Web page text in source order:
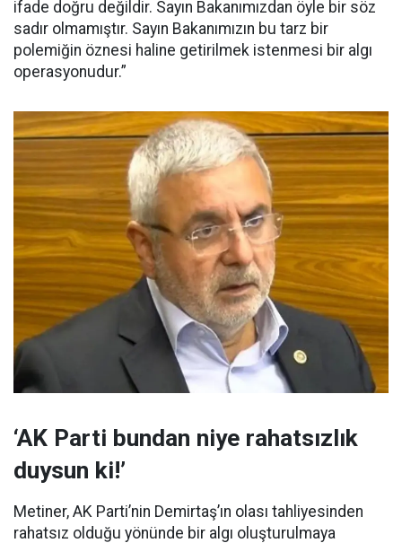
ifade doğru değildir. Sayın Bakanımızdan öyle bir söz
sadır olmamıştır. Sayın Bakanımızın bu tarz bir
polemiğin öznesi haline getirilmek istenmesi bir algı
operasyonudur.”
‘AK Parti bundan niye rahatsızlık
duysun ki!’
Metiner, AK Parti’nin Demirtaş’ın olası tahliyesinden
rahatsız olduğu yönünde bir algı oluşturulmaya